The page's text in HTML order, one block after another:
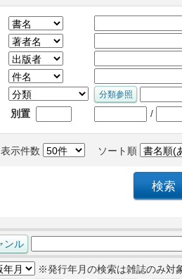
別置 /
表示件数 ソート順
※発行年月の検索は雑誌のみ対